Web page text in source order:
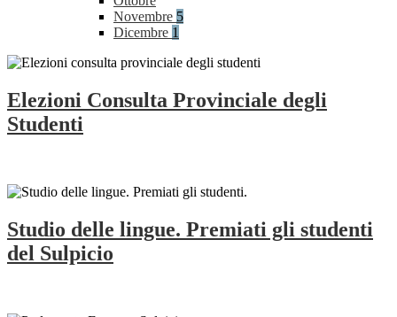
Novembre 5
Dicembre 1
Elezioni Consulta Provinciale degli
Studenti
Studio delle lingue. Premiati gli studenti
del Sulpicio